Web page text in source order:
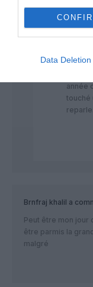
Data Deletion
année
touché
Brnfraj khalil a
Peut être mon jour
être parmis la
malgré